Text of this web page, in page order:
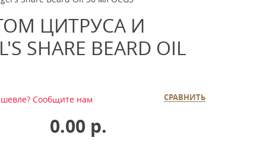
ЦИТРУСА И
SHARE BEARD OIL
СРАВНИТЬ
Сообщите нам
0.00 р.